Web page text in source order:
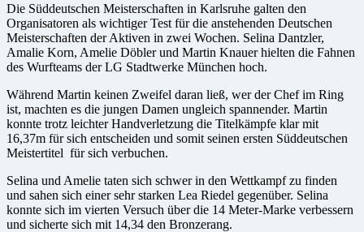
Die Süddeutschen Meisterschaften in Karlsruhe galten den
Organisatoren als wichtiger Test für die anstehenden Deutschen
Meisterschaften der Aktiven in zwei Wochen. Selina Dantzler,
Amalie Korn, Amelie Döbler und Martin Knauer hielten die Fahnen
des Wurfteams der LG Stadtwerke München hoch.
Während Martin keinen Zweifel daran ließ, wer der Chef im Ring
ist, machten es die jungen Damen ungleich spannender. Martin
konnte trotz leichter Handverletzung die Titelkämpfe klar mit
16,37m für sich entscheiden und somit seinen ersten Süddeutschen
Meistertitel für sich verbuchen.
Selina und Amelie taten sich schwer in den Wettkampf zu finden
und sahen sich einer sehr starken Lea Riedel gegenüber. Selina
konnte sich im vierten Versuch über die 14 Meter-Marke verbessern
und sicherte sich mit 14,34 den Bronzerang.